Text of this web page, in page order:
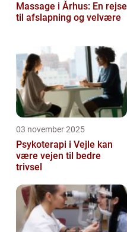
Massage i Århus: En rejse
til afslapning og velvære
03 november 2025
Psykoterapi i Vejle kan
være vejen til bedre
trivsel